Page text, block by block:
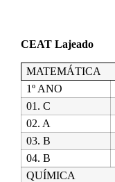
CEAT Lajeado
MATEMÁTICA
1º ANO
01. C
02. A
03. B
04. B
QUÍMICA